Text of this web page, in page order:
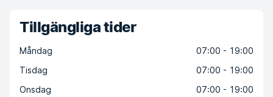
Tillgängliga tider
Måndag
07:00 - 19:00
Tisdag
07:00 - 19:00
Onsdag
07:00 - 19:00